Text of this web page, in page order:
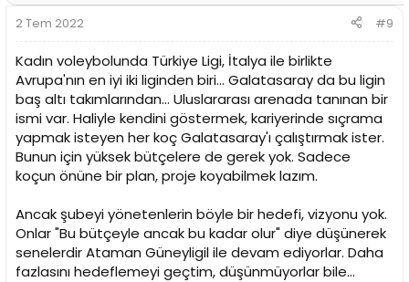
:
2 Tem 2022 #9
Kadın voleybolunda Türkiye Ligi, İtalya ile birlikte
Avrupa'nın en iyi iki liginden biri... Galatasaray da bu ligin
baş altı takımlarından... Uluslararası arenada tanınan bir
ismi var. Haliyle kendini göstermek, kariyerinde sıçrama
yapmak isteyen her koç Galatasaray'ı çalıştırmak ister.
Bunun için yüksek bütçelere de gerek yok. Sadece
koçun önüne bir plan, proje koyabilmek lazım.
Ancak şubeyi yönetenlerin böyle bir hedefi, vizyonu yok.
Onlar "Bu bütçeyle ancak bu kadar olur" diye düşünerek
senelerdir Ataman Güneyligil ile devam ediyorlar. Daha
fazlasını hedeflemeyi geçtim, düşünmüyorlar bile...